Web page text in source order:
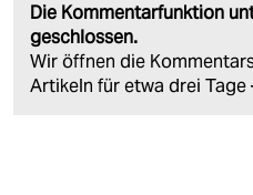
Die Kommentarfunktion
geschlossen.
Wir öffnen die
Artikeln für etwa drei Tage